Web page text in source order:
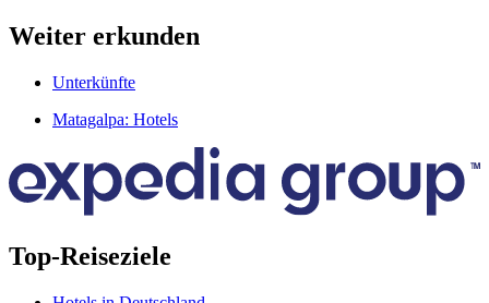
Weiter erkunden
Unterkünfte
Matagalpa: Hotels
Top-Reiseziele